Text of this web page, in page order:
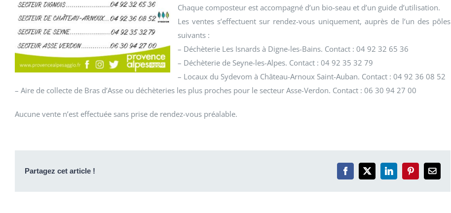
Chaque composteur est accompagné d’un bio-seau et d’un guide d’utilisation.
Les ventes s’effectuent sur rendez-vous uniquement, auprès de l’un des pôles
suivants :
– Déchèterie Les Isnards à Digne-les-Bains. Contact : 04 92 32 65 36
– Déchèterie de Seyne-les-Alpes. Contact : 04 92 35 32 79
– Locaux du Sydevom à Château-Arnoux Saint-Auban. Contact : 04 92 36 08 52
– Aire de collecte de Bras d’Asse ou déchèteries les plus proches pour le secteur Asse-Verdon. Contact : 06 30 94 27 00
Aucune vente n’est effectuée sans prise de rendez-vous préalable.
Partagez cet article ! Facebook
X LinkedInPinterestEmail